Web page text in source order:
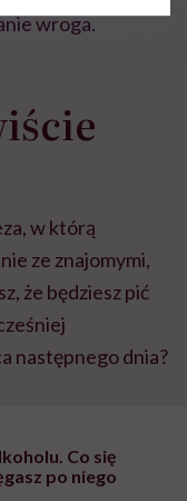
wroga.
w którą
ze znajomymi,
że będziesz pić
następnego dnia?
Co się
po niego